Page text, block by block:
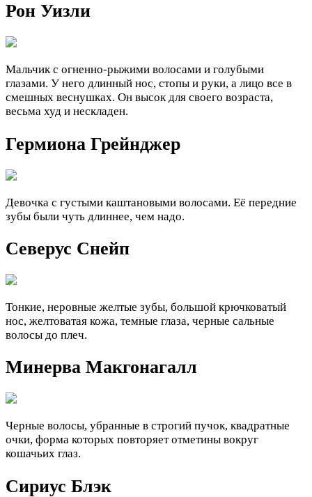
Рон Уизли
Мальчик с огненно-рыжими волосами и голубыми
глазами. У него длинный нос, стопы и руки, а лицо все в
смешных веснушках. Он высок для своего возраста,
весьма худ и нескладен.
Гермиона Грейнджер
Девочка с густыми каштановыми волосами. Её передние
зубы были чуть длиннее, чем надо.
Северус Снейп
Тонкие, неровные желтые зубы, большой крючковатый
нос, желтоватая кожа, темные глаза, черные сальные
волосы до плеч.
Минерва Макгонагалл
Черные волосы, убранные в строгий пучок, квадратные
очки, форма которых повторяет отметины вокруг
кошачьих глаз.
Сириус Блэк